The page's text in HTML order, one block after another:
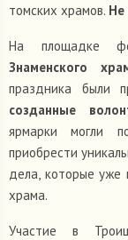
томских храмов. Не
На площадке
Знаменского
праздника были
созданные
ярмарки могли
приобрести
дела, которые уже
храма.
Участие в